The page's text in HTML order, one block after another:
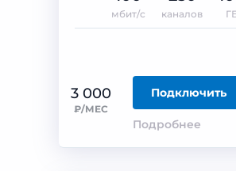
3 000
₽/МЕС
Подключить
Подробнее
мбит/с каналов